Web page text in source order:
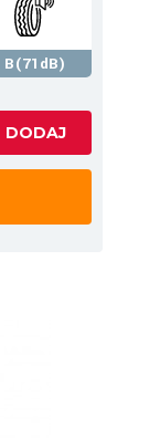
B(71dB)